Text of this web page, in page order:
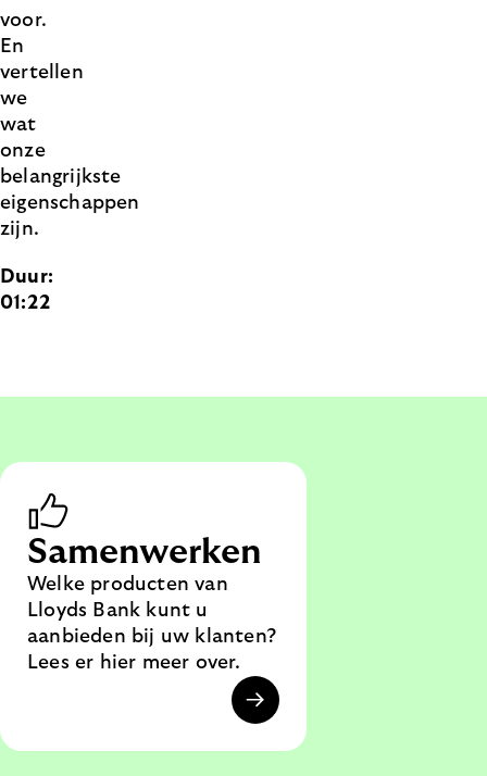
voor.
En
vertellen
we
wat
onze
belangrijkste
eigenschappen
zijn.
Duur:
01:22
Samenwerken
Welke producten van
Lloyds Bank kunt u
aanbieden bij uw klanten?
Lees er hier meer over.